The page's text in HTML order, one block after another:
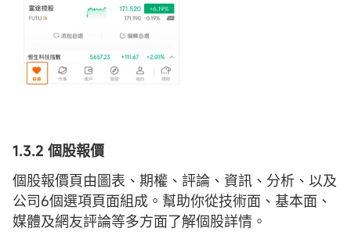
1.3.2 個股報價
個股報價頁由圖表、期權、評論、資訊、分析、以及
公司6個選項頁面組成。幫助你從技術面、基本面、
媒體及網友評論等多方面了解個股詳情。